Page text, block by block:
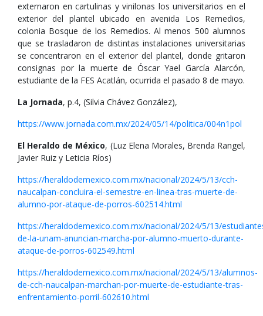
externaron en cartulinas y vinilonas los universitarios en el
exterior del plantel ubicado en avenida Los Remedios,
colonia Bosque de los Remedios. Al menos 500 alumnos
que se trasladaron de distintas instalaciones universitarias
se concentraron en el exterior del plantel, donde gritaron
consignas por la muerte de Óscar Yael García Alarcón,
estudiante de la FES Acatlán, ocurrida el pasado 8 de mayo.
La Jornada, p.4, (Silvia Chávez González),
https://www.jornada.com.mx/2024/05/14/politica/004n1pol
El Heraldo de México, (Luz Elena Morales, Brenda Rangel,
Javier Ruiz y Leticia Ríos)
https://heraldodemexico.com.mx/nacional/2024/5/13/cch-
naucalpan-concluira-el-semestre-en-linea-tras-muerte-de-
alumno-por-ataque-de-porros-602514.html
https://heraldodemexico.com.mx/nacional/2024/5/13/
de-la-unam-anuncian-marcha-por-alumno-muerto-durante-
ataque-de-porros-602549.html
https://heraldodemexico.com.mx/nacional/2024/5/13/alumnos-
de-cch-naucalpan-marchan-por-muerte-de-estudiante-tras-
enfrentamiento-porril-602610.html